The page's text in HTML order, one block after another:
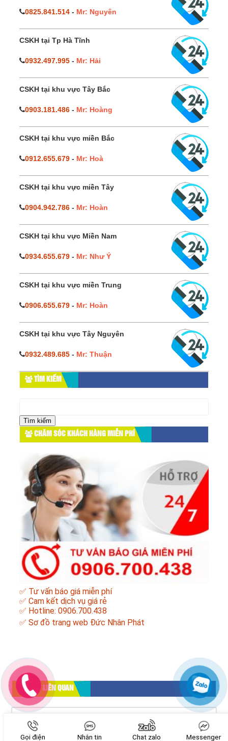
0825.841.514 - Mr: Nguyên
CSKH tại Tp Hà Tĩnh
0932.497.995 - Mr: Hải
CSKH tại khu vực Tây Bắc
0903.181.486 - Mr: Hoàng
CSKH tại khu vực miền Bắc
0912.655.679 - Mr: Hoà
CSKH tại khu vực miền Tây
0904.942.786 - Mr: Hoàn
CSKH tại khu vực Miền Nam
0934.655.679 - Mr: Như Ý
CSKH tại khu vực miền Trung
0906.655.679 - Mr: Hoàn
CSKH tại khu vực Tây Nguyên
0932.489.685 - Mr: Thuận
TÌM KIẾM
cho:
CHĂM SÓC KHÁCH HÀNG MIỄN PHÍ
✅ Tư vấn báo giá miễn phí
✅ Cam kết dịch vụ giá rẻ
✅ Hotline: 0906.700.438
✅ Sơ đồ trang web Đức Nhân Phát
BÀI VIẾT LIÊN QUAN
Gọi điện Nhắn tin Chat zalo Messenger